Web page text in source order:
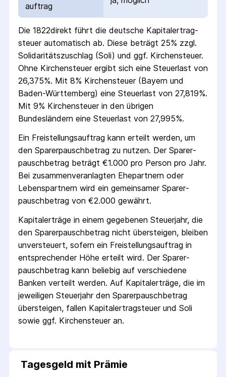
auftrag
Die 1822direkt führt die deutsche Kapital­ertrag­
steuer automatisch ab. Diese beträgt 25% zzgl.
Solidaritäts­zuschlag (Soli) und ggf. Kirchensteuer.
Ohne Kirchensteuer ergibt sich eine Steuerlast von
26,375%. Mit 8% Kirchensteuer (Bayern und
Baden-Württemberg) eine Steuerlast von 27,819%.
Mit 9% Kirchensteuer in den übrigen
Bundesländern eine Steuerlast von 27,995%.
Ein Freistellungs­auftrag kann erteilt werden, um
den Sparer­pausch­betrag zu nutzen. Der Sparer­
pausch­betrag beträgt €1.000 pro Person pro Jahr.
Bei zusammenveranlagten Ehepartnern oder
Lebenspartnern wird ein gemeinsamer Sparer­
pausch­betrag von €2.000 gewährt.
Kapitalerträge in einem gegebenen Steuerjahr, die
den Sparer­pausch­betrag nicht übersteigen, bleiben
unversteuert, sofern ein Freistellungs­auftrag in
entsprechender Höhe erteilt wird. Der Sparer­
pausch­betrag kann beliebig auf verschiedene
Banken verteilt werden. Auf Kapitalerträge, die im
jeweiligen Steuerjahr den Sparer­pausch­betrag
übersteigen, fallen Kapital­ertrag­steuer und Soli
sowie ggf. Kirchensteuer an.
Tagesgeld mit Prämie